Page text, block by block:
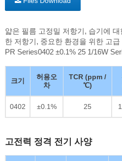
얇은 필름 고정밀 저항기, 습기에
한 저항기, 중요한 환경을 위한 고급
PR Series0402 ±0.1% 25 1/16W
크기
허용오
차
TCR (ppm /
℃)
0402 ±0.1% 25
고전력 정격 전기 사양